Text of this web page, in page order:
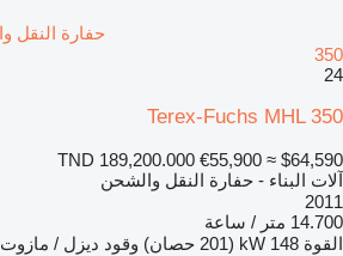
350
24
Terex-Fuchs MHL 350
TND 189,200.000 €55,900 ≈ $64,590
آلات البناء - حفارة النقل والشحن
2011
14.700 متر / ساعة
القوة 148 kW (201 حصان) وقود ديزل / مازوت